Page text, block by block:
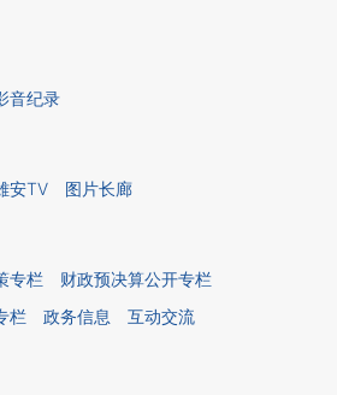
音纪录
安TV 图片长廊
专栏
财政预决算公开专栏
栏
政务信息 互动交流